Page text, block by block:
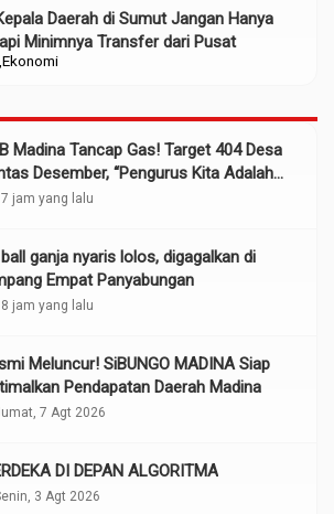
Ekonomi
Daerah di Sumut Jangan Hanya
Minimnya Transfer dari Pusat
Madina Tancap Gas! Target 404 Desa
Desember, “Pengurus Kita Adalah
jam yang lalu
ganja nyaris lolos, digagalkan di
Empat Panyabungan
jam yang lalu
Meluncur! SiBUNGO MADINA Siap
Pendapatan Daerah Madina
7 Agt 2026
DI DEPAN ALGORITMA
3 Agt 2026